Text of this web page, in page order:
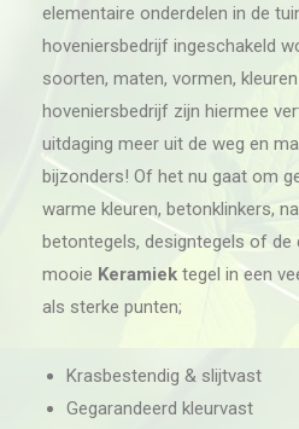
elementaire onderdelen in de
hoveniersbedrijf ingeschakeld
soorten, maten, vormen,
hoveniersbedrijf zijn hiermee
uitdaging meer uit de weg en
bijzonders! Of het nu gaat om
warme kleuren, betonklinkers,
betontegels, designtegels of de
mooie Keramiek tegel in een
als sterke punten;
Krasbestendig & slijtvast
Gegarandeerd kleurvast